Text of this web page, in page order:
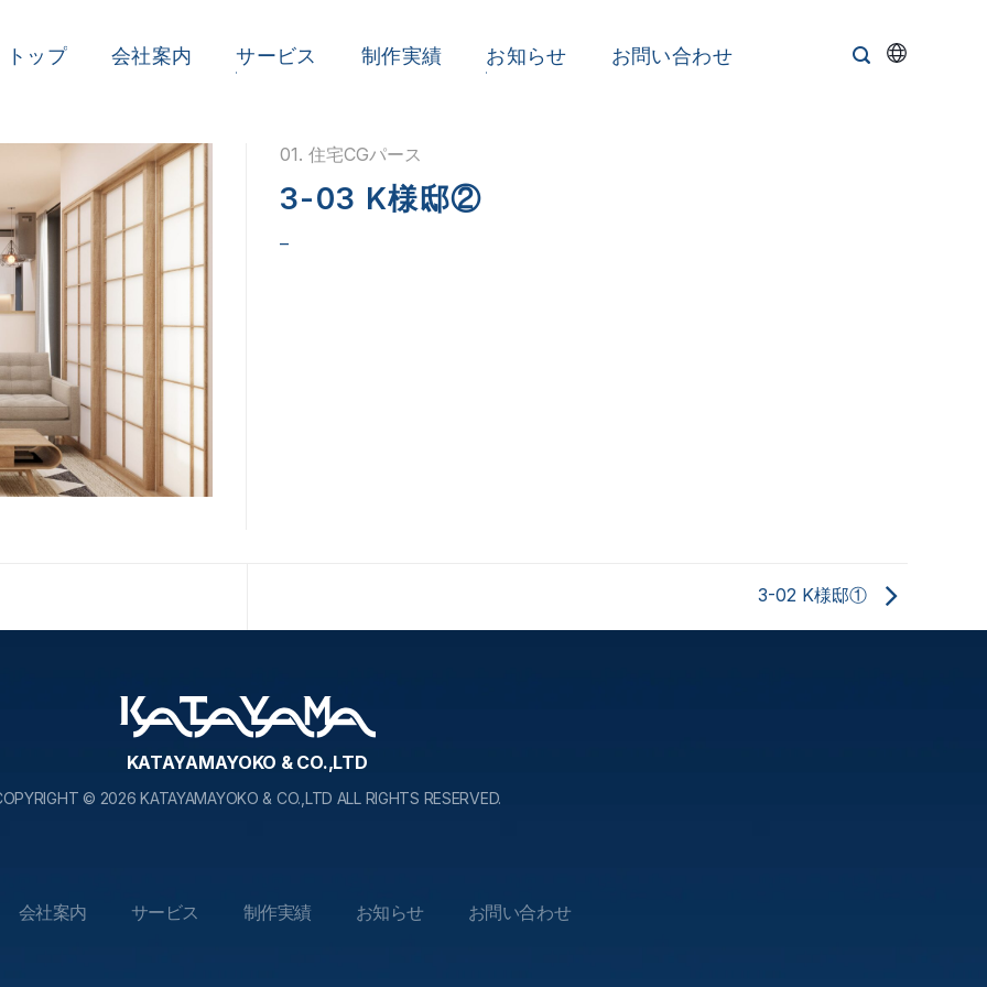
トップ 会社案内 サービス 制作実績 お知らせ お問い合わせ
01. 住宅CGパース
3-03 K様邸②
–
3-02 K様邸①
KATAYAMAYOKO & CO.,LTD
© 2026 KATAYAMAYOKO & CO.,LTD ALL RIGHTS RESERVED.
会社案内 サービス 制作実績 お知らせ お問い合わせ